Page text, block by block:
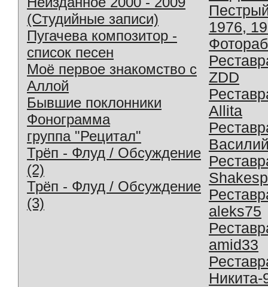
(Студийные записи)
Пугачева композитор -
список песен
Моё первое знакомство с
Аллой
Бывшие поклонники
Фонограмма
группа "Рецитал"
Трёп - Флуд / Обсуждение
(2)
Трёп - Флуд / Обсуждение
(3)
1976,
ZDD
Allita
aleks75
amid33
Никита-